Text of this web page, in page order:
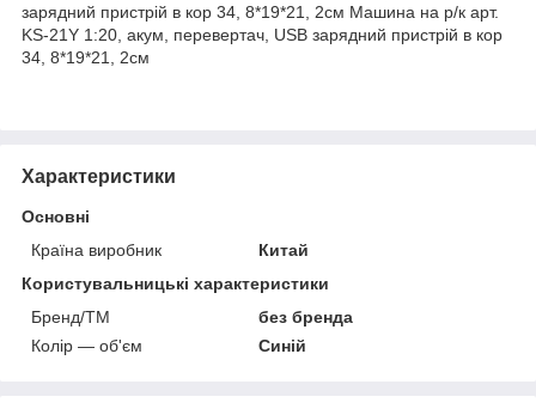
зарядний пристрій в кор 34, 8*19*21, 2см Машина на р/к арт.
KS-21Y 1:20, акум, перевертач, USB зарядний пристрій в кор
34, 8*19*21, 2см
Характеристики
Основні
Країна виробник
Китай
Користувальницькі характеристики
Бренд/ТМ
без бренда
Колір — об'єм
Синій